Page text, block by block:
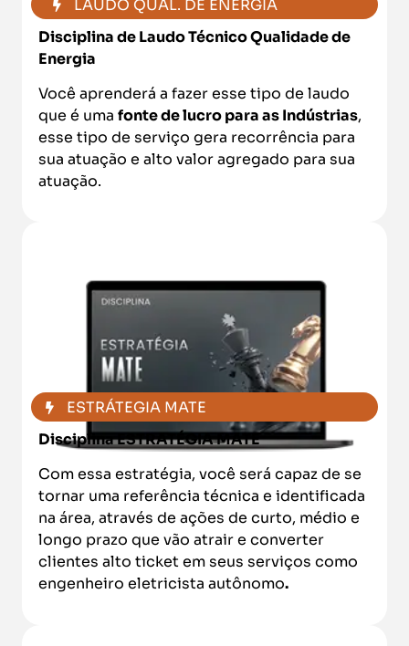
ESTRÁTEGIA MATE
Disciplina ESTRATÉGIA MATE
Com essa estratégia, você será capaz de se
tornar uma referência técnica e identificada
na área, através de ações de curto, médio e
longo prazo que vão atrair e converter
clientes alto ticket em seus serviços como
engenheiro eletricista autônomo.
LAUDO QUAL. DE ENERGIA
Disciplina de Laudo Técnico Qualidade de
Energia
Você aprenderá a fazer esse tipo de laudo
que é uma fonte de lucro para as Indústrias,
esse tipo de serviço gera recorrência para
sua atuação e alto valor agregado para sua
atuação.